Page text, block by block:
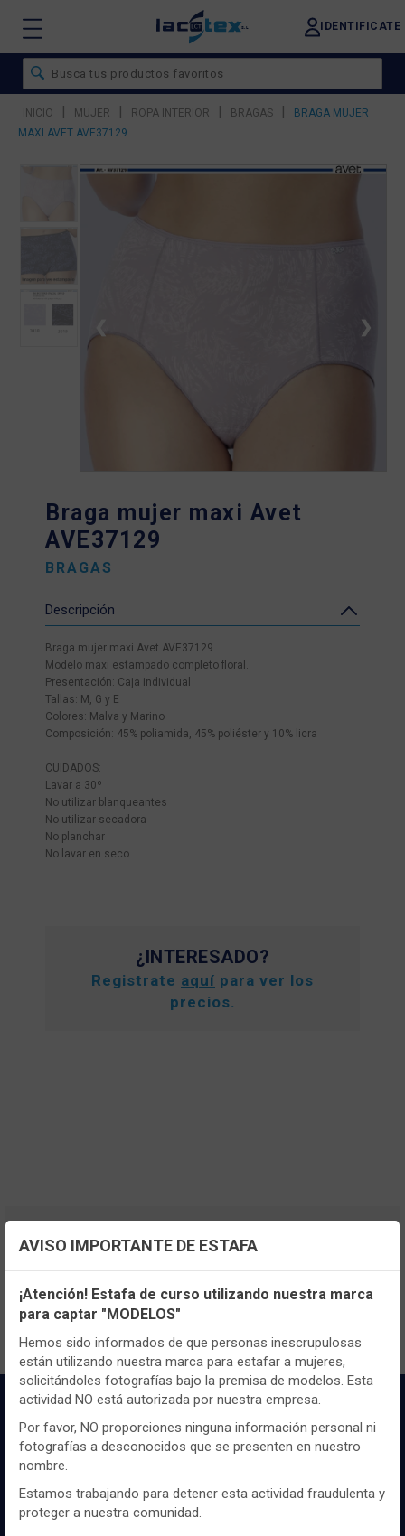
IDENTIFICATE
INICIO | MUJER | ROPA INTERIOR | BRAGAS |
BRAGA MUJER
MAXI AVET AVE37129
❯
Braga mujer maxi Avet
AVE37129
BRAGAS
Descripción
Braga mujer maxi Avet AVE37129
Modelo maxi estampado completo floral.
Presentación: Caja individual
Tallas: M, G y E
Colores: Malva y Marino
Composición: 45% poliamida, 45% poliéster y 10% licra
CUIDADOS:
Lavar a 30º
No utilizar blanqueantes
No utilizar secadora
No planchar
No lavar en seco
¿INTERESADO?
Registrate aquí para ver los
precios.
TENEMOS MUCHOS MÁS !
Distribuidor y mayorista textil de las mejores
Configuración de cookies
Utilizamos cookies propias y de terceros, de sesión o
persistentes, para hacer funcionar de manera segura nuestra
página web y personalizar su contenido.
Igualmente, utilizamos cookies para medir y obtener datos de
la navegación que realizas y para ajustar el contenido a tus
gustos y preferencias.
Puedesconfigurary aceptar el uso de cookies a tu gusto.
Para obtener más información visita nuestra
cookies.
AVISO IMPORTANTE DE ESTAFA
¡Atención! Estafa de curso utilizando nuestra marca
para captar "MODELOS"
Hemos sido informados de que personas inescrupulosas
están utilizando nuestra marca para estafar a mujeres,
solicitándoles fotografías bajo la premisa de modelos. Esta
actividad NO está autorizada por nuestra empresa.
Por favor, NO proporciones ninguna información personal ni
fotografías a desconocidos que se presenten en nuestro
nombre.
Estamos trabajando para detener esta actividad fraudulenta y
proteger a nuestra comunidad.